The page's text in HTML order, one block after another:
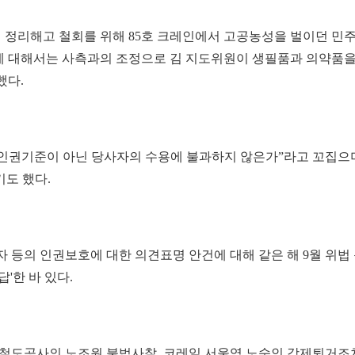
리해고 철회를 위해 85호 크레인에서 고공농성을 벌이던 민
해서는 사측과의 조정으로 김 지도위원이 생필품과 의약품
다.
권기준이 아닌 당사자의 수용에 불과하지 않은가”라고 꼬집으
도 했다.
등의 인권보호에 대한 의견표명 안건에 대해 같은 해 9월 위법
'한 바 있다.